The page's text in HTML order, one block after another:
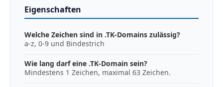
Eigenschaften
Welche Zeichen sind in .TK-Domains zulässig?
a-z, 0-9 und Bindestrich
Wie lang darf eine .TK-Domain sein?
Mindestens 1 Zeichen, maximal 63 Zeichen.